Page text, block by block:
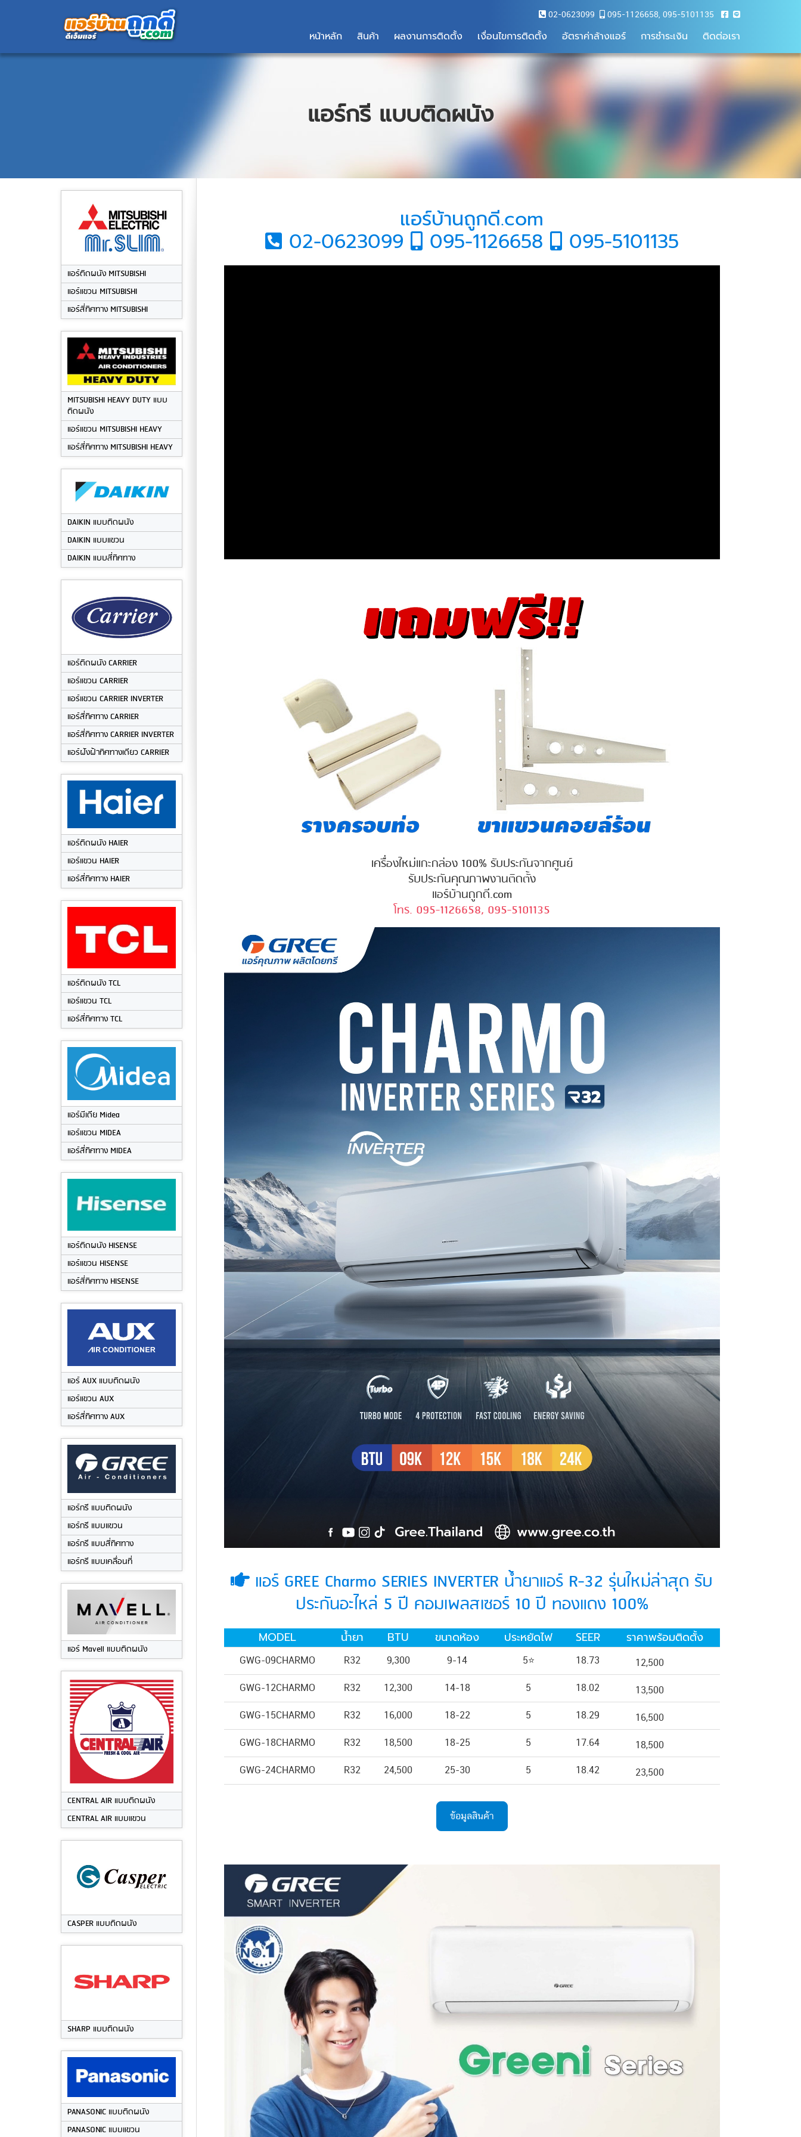
02-0623099 095-1126658, 095-5101135
หน้าหลัก สินค้า ผลงานการติดตั้ง เงื่อนไขการติดตั้ง อัตราค่าล้างแอร์ การชำระเงิน ติดต่อเรา
แอร์กรี แบบติดผนัง
แอร์ติดผนัง MITSUBISHI
แอร์แขวน MITSUBISHI
แอร์สี่ทิศทาง MITSUBISHI
MITSUBISHI HEAVY DUTY แบบ
ติดผนัง
แอร์แขวน MITSUBISHI HEAVY
แอร์สี่ทิศทาง MITSUBISHI HEAVY
DAIKIN แบบติดผนัง
DAIKIN แบบแขวน
DAIKIN แบบสี่ทิศทาง
แอร์ติดผนัง CARRIER
แอร์แขวน CARRIER
แอร์แขวน CARRIER INVERTER
แอร์สี่ทิศทาง CARRIER
แอร์สี่ทิศทาง CARRIER INVERTER
แอร์ฝังฝ้าทิศทางเดียว CARRIER
แอร์ติดผนัง HAIER
แอร์แขวน HAIER
แอร์สี่ทิศทาง HAIER
แอร์ติดผนัง TCL
แอร์แขวน TCL
แอร์สี่ทิศทาง TCL
แอร์มีเดีย Midea
แอร์แขวน MIDEA
แอร์สี่ทิศทาง MIDEA
แอร์ติดผนัง HISENSE
แอร์แขวน HISENSE
แอร์สี่ทิศทาง HISENSE
แอร์ AUX แบบติดผนัง
แอร์แขวน AUX
แอร์สี่ทิศทาง AUX
แอร์กรี แบบติดผนัง
แอร์กรี แบบแขวน
แอร์กรี แบบสี่ทิศทาง
แอร์กรี แบบเคลื่อนที่
แอร์ Mavell แบบติดผนัง
CENTRAL AIR แบบติดผนัง
CENTRAL AIR แบบแขวน
CASPER แบบติดผนัง
SHARP แบบติดผนัง
PANASONIC แบบติดผนัง
PANASONIC แบบแขวน
แอร์บ้านถูกดี.com
02-0623099 095-1126658 095-5101135
เครื่องใหม่แกะกล่อง 100% รับประกันจากศูนย์
รับประกันคุณภาพงานติดตั้ง
แอร์บ้านถูกดี.com
โทร. 095-1126658, 095-5101135
แอร์ GREE Charmo SERIES INVERTER น้ำยาแอร์ R-32 รุ่นใหม่ล่าสุด รับ
ประกันอะไหล่ 5 ปี คอมเพลสเซอร์ 10 ปี ทองแดง 100%
MODEL น้ำยา BTU ขนาดห้อง ประหยัดไฟ SEER ราคาพร้อมติดตั้ง
GWG-09CHARMO R32 9,300 9-14 5⭐ 18.73 12,500
GWG-12CHARMO R32 12,300 14-18 5 18.02 13,500
GWG-15CHARMO R32 16,000 18-22 5 18.29 16,500
GWG-18CHARMO R32 18,500 18-25 5 17.64 18,500
GWG-24CHARMO R32 24,500 25-30 5 18.42 23,500
ข้อมูลสินค้า